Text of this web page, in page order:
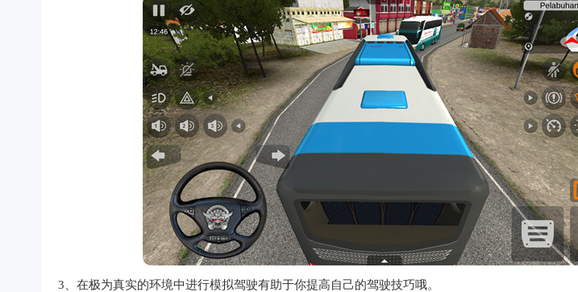
3、在极为真实的环境中进行模拟驾驶有助于你提高自己的驾驶技巧哦。